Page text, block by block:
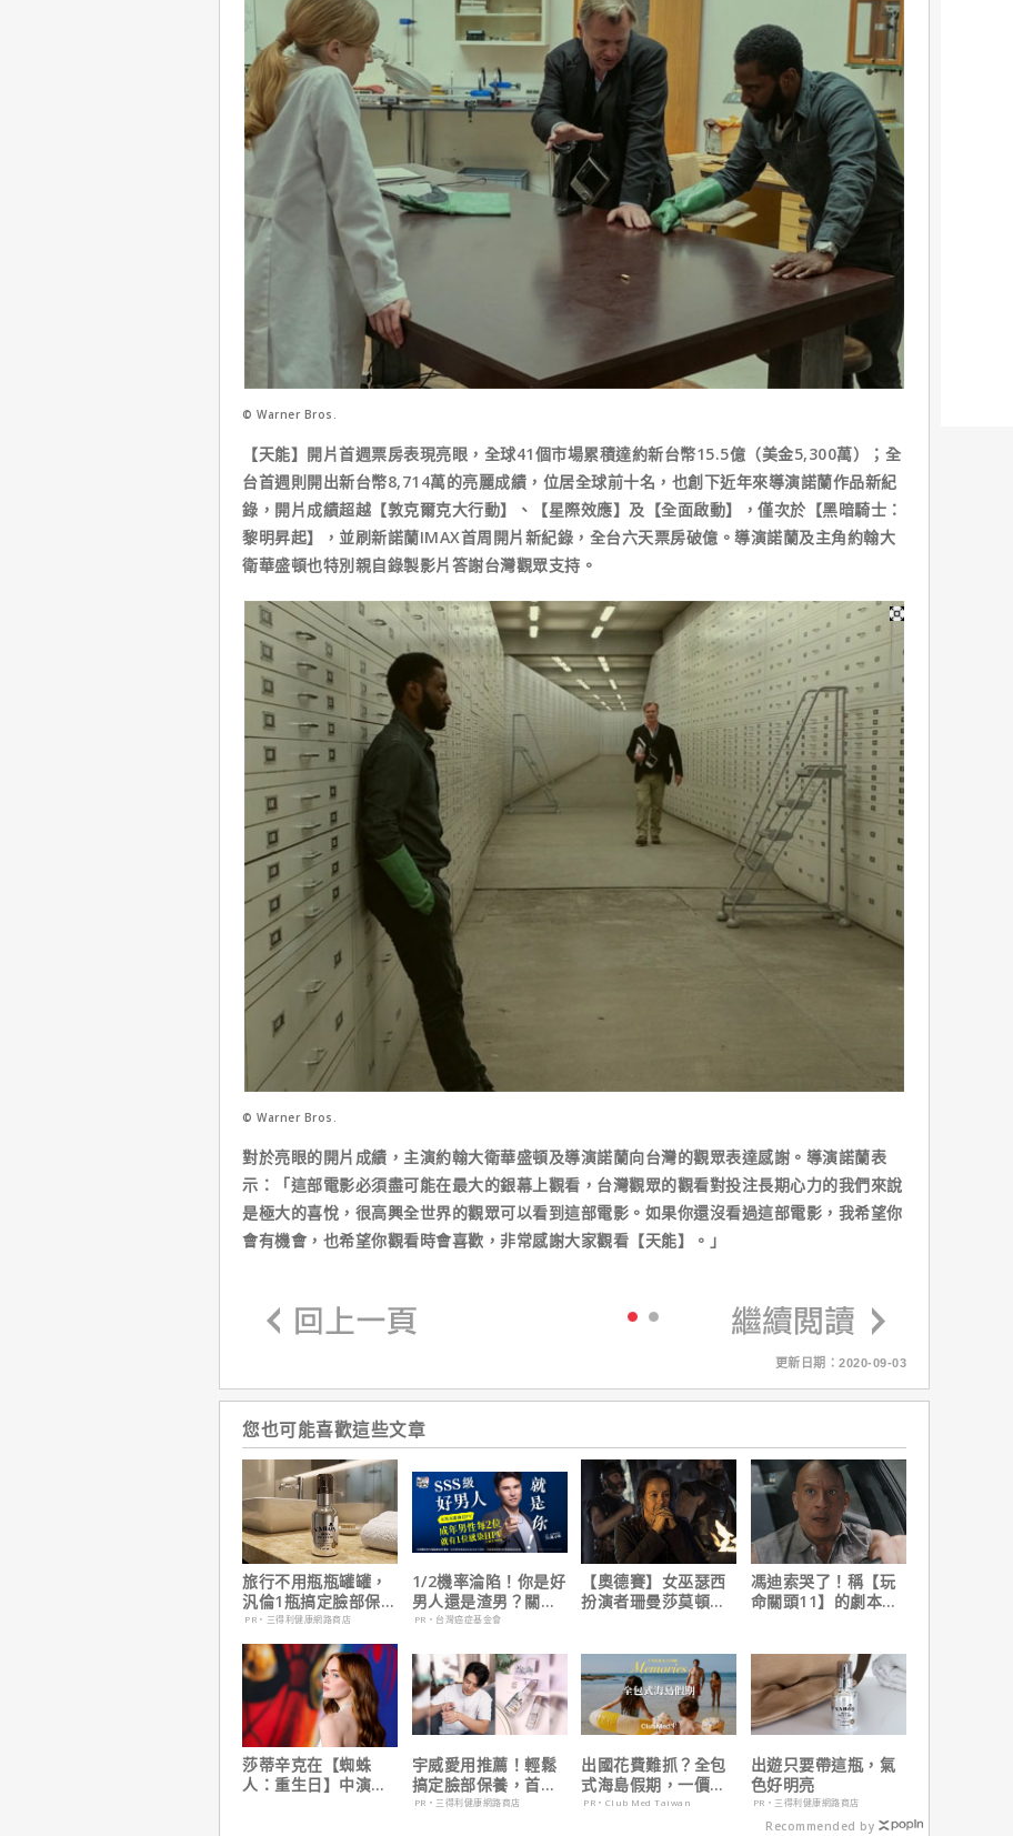
© Warner Bros.
【天能】開片首週票房表現亮眼，全球41個市場累積達約新台幣15.5億（美金5,300萬）；全
台首週則開出新台幣8,714萬的亮麗成績，位居全球前十名，也創下近年來導演諾蘭作品新紀
錄，開片成績超越【敦克爾克大行動】、【星際效應】及【全面啟動】，僅次於【黑暗騎士：
黎明昇起】，並刷新諾蘭IMAX首周開片新紀錄，全台六天票房破億。導演諾蘭及主角約翰大
衛華盛頓也特別親自錄製影片答謝台灣觀眾支持。
© Warner Bros.
對於亮眼的開片成績，主演約翰大衛華盛頓及導演諾蘭向台灣的觀眾表達感謝。導演諾蘭表
示：「這部電影必須盡可能在最大的銀幕上觀看，台灣觀眾的觀看對投注長期心力的我們來說
是極大的喜悅，很高興全世界的觀眾可以看到這部電影。如果你還沒看過這部電影，我希望你
會有機會，也希望你觀看時會喜歡，非常感謝大家觀看【天能】。」
更新日期：2020-09-03
您也可能喜歡這些文章
旅行不用瓶瓶罐罐，
汎倫1瓶搞定臉部保
養！
PR・三得利健康網路商店
1/2機率淪陷！你是好
男人還是渣男？關鍵
在這
PR・台灣癌症基金會
【奧德賽】女巫瑟西
扮演者珊曼莎莫頓曝
馮迪索哭了！稱【玩
命關頭11】的劇本是
莎蒂辛克在【蜘蛛
人：重生日】中演的
宇威愛用推薦！輕鬆
搞定臉部保養，首購
只要$390
PR・三得利健康網路商店
出國花費難抓？全包
式海島假期，一價搞
定食宿玩樂，省錢更
PR・Club Med Taiwan
出遊只要帶這瓶，氣
色好明亮
PR・三得利健康網路商店
Recommended by